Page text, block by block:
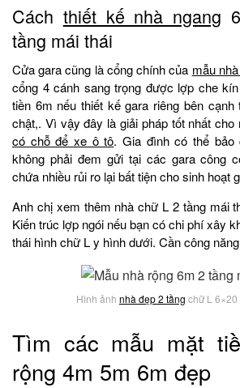
Cách thiết kế nhà ngang
tầng mái thái
Cửa gara cũng là cổng chính của mẫu
cổng 4 cánh sang trọng được lợp che
tiền 6m nếu thiết kế gara riêng bên
chật,. Vì vậy đây là giải pháp tốt nhất cho
có chỗ để xe ô tô. Gia đình có thể bảo
không phải đem gửi tại các gara công
chứa nhiều rủi ro lại bất tiện cho sinh hoạt
Anh chị xem thêm nhà chữ L 2 tầng mái
Kiến trúc lợp ngói nếu bạn có chi phí xây
thái hình chữ L y hình dưới. Cần công
Hình ảnh nhà đẹp 2 tầng chữ L
Tìm các mẫu mặt
rộng 4m 5m 6m đẹp